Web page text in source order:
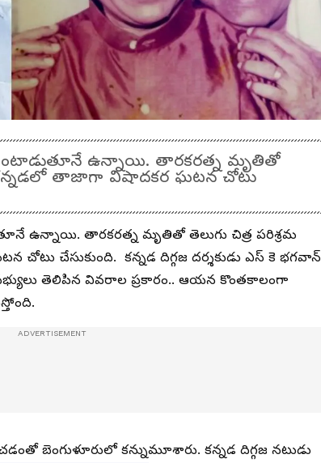
ఉన్నాయి. తారకరత్న మృతితో
కన్నడలో తాజాగా విషాదకర ఘటన చోటు
ఉన్నాయి. తారకరత్న మృతితో తెలుగు చిత్ర పరిశ్రమ
చేసుకుంది. కన్నడ దిగ్గజ దర్శకుడు ఎస్ కె భగవాన్
తెలిపిన వివరాల ప్రకారం.. ఆయన కొంతకాలంగా
బెంగుళూరులో కన్నుమూశారు. కన్నడ దిగ్గజ నటుడు